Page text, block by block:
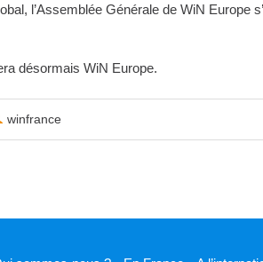
l’Assemblée Générale de WiN Europe
désormais WiN Europe.
winfrance